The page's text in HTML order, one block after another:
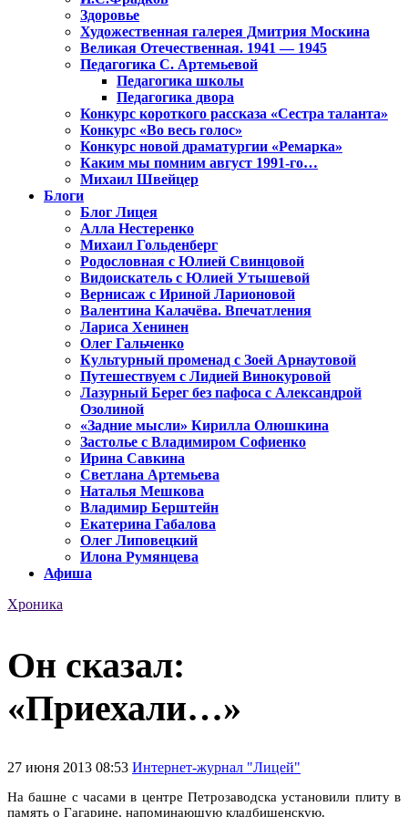
Здоровье
Художественная галерея Дмитрия Москина
Великая Отечественная. 1941 — 1945
Педагогика С. Артемьевой
Педагогика школы
Педагогика двора
Конкурс короткого рассказа «Сестра таланта»
Конкурс «Во весь голос»
Конкурс новой драматургии «Ремарка»
Каким мы помним август 1991-го…
Михаил Швейцер
Блоги
Блог Лицея
Алла Нестеренко
Михаил Гольденберг
Родословная с Юлией Свинцовой
Видоискатель с Юлией Утышевой
Вернисаж с Ириной Ларионовой
Валентина Калачёва. Впечатления
Лариса Хенинен
Олег Гальченко
Культурный променад с Зоей Арнаутовой
Путешествуем с Лидией Винокуровой
Лазурный Берег без пафоса с Александрой
Озолиной
«Задние мысли» Кирилла Олюшкина
Застолье с Владимиром Софиенко
Ирина Савкина
Светлана Артемьева
Наталья Мешкова
Владимир Берштейн
Екатерина Габалова
Олег Липовецкий
Илона Румянцева
Афиша
Хроника
Он сказал:
«Приехали…»
27 июня 2013 08:53 Интернет-журнал "Лицей"
На башне с часами в центре Петрозаводска установили плиту в
память о Гагарине, напоминающую кладбищенскую.